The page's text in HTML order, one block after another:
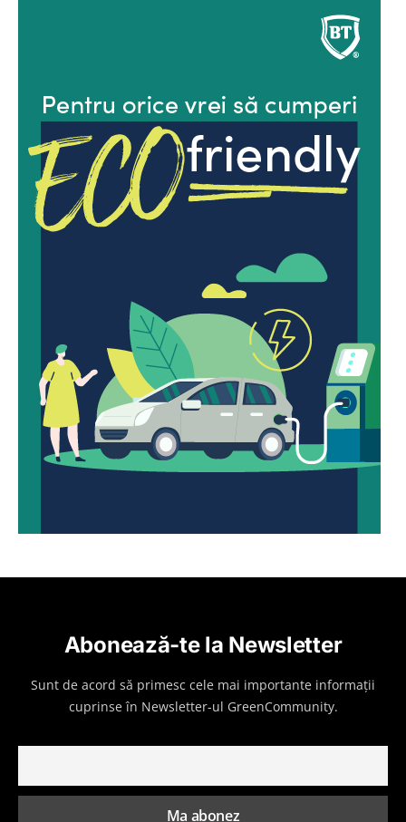
Abonează-te la Newsletter
Sunt de acord să primesc cele mai importante informații
cuprinse în Newsletter-ul GreenCommunity.